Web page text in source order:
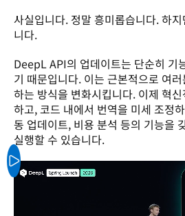
사실입니다. 정말 흥미롭습니다. 하
니다.
DeepL API의 업데이트는 단순히 기
기 때문입니다. 이는 근본적으로 여
하는 방식을 변화시킵니다. 이제 혁
하고, 코드 내에서 번역을 미세 조정
동 업데이트, 비용 분석 등의 기능을
실행할 수 있습니다.